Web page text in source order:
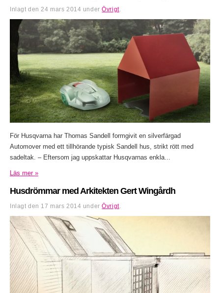
Inlagt den 24 mars 2014 underÖvrigt.
För Husqvarna har Thomas Sandell formgivit en silverfärgad
Automover med ett tillhörande typisk Sandell hus, strikt rött med
sadeltak. – Eftersom jag uppskattar Husqvarnas enkla...
Läs mer »
Husdrömmar med Arkitekten Gert Wingårdh
Inlagt den 17 mars 2014 underÖvrigt.